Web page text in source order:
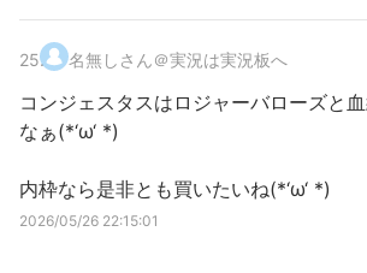
25. 名無しさん＠実況は実況板へ
コンジェスタスはロジャーバローズと
なぁ(*‘ω‘ *)
内枠なら是非とも買いたいね(*‘ω‘ *)
2026/05/26 22:15:01